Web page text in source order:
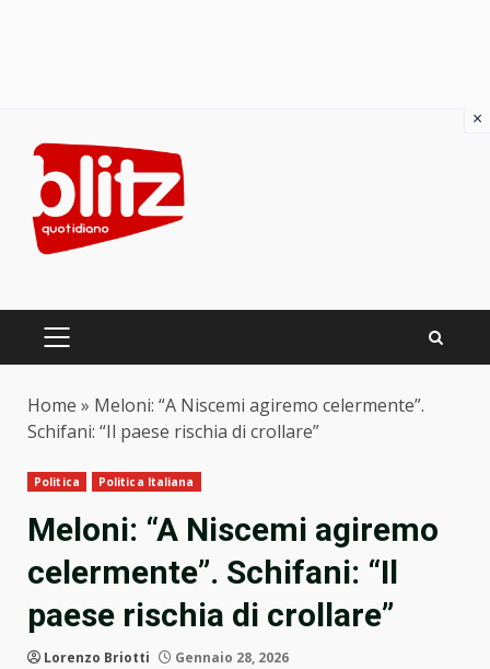
content
PRIMARY
Home » Meloni: “A Niscemi agiremo celermente”.
Schifani: “Il paese rischia di crollare”
Politica Politica Italiana
Meloni: “A Niscemi agiremo
celermente”. Schifani: “Il
paese rischia di crollare”
Lorenzo Briotti Gennaio 28, 2026
×